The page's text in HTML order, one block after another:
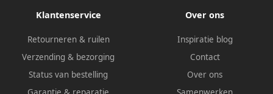
Klantenservice
Retourneren & ruilen
Verzending & bezorging
Status van bestelling
Over ons
Inspiratie blog
Contact
Over ons